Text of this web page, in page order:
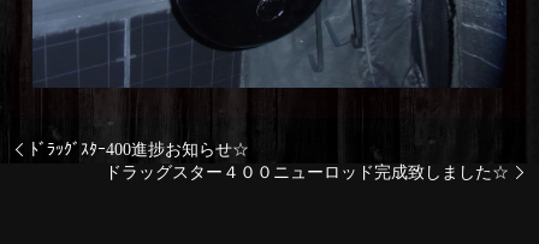
ﾄﾞﾗｯｸﾞｽﾀｰ400進捗お知らせ☆
ドラッグスター４００ニューロッド完成致しました☆